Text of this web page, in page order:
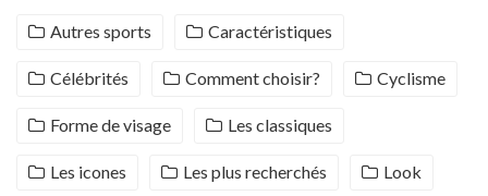
Autres sports Caractéristiques
Célébrités Comment choisir? Cyclisme
Forme de visage Les classiques
Les icones Les plus recherchés Look